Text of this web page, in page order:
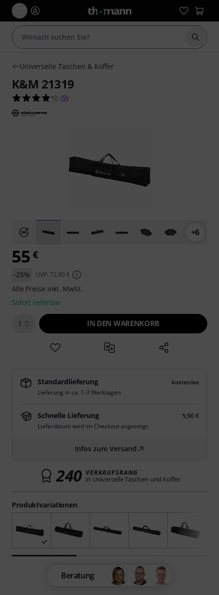
Suche
Universelle Taschen & Koffer
K&M 21319
4.2 von 5 Sternen aus 9 Kundenbewertungen
(9)
+6
Produktvariationen
55 €
-25% UVP: 72,90 €
Alle Preise inkl. MwSt.
Sofort lieferbar
1 IN DEN WARENKORB
Standardlieferung
kostenlos
Lieferung in ca. 1-3 Werktagen
Schnelle Lieferung
5,90 €
Lieferdatum wird im Checkout angezeigt.
Infos zum Versand
240 VERKAUFSRANG
in Universelle Taschen und Koffer
Beratung